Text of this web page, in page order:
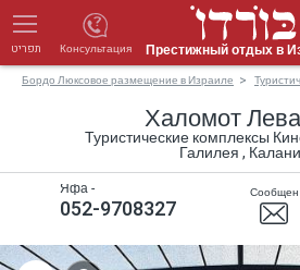
תפריט Престижный отдых в
Консультация
Бордо Люксовое размещение в Израиле
Халомот
Туристические комплексы
Галилея ,
052-9708327
Яфа -